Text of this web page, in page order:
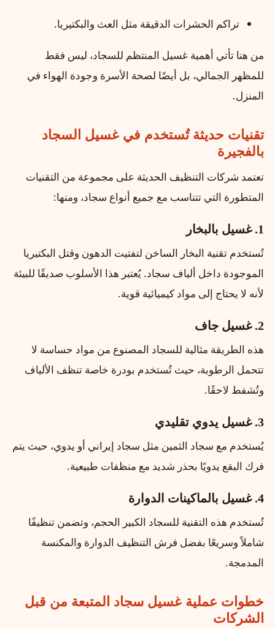
تراكم الحشرات الدقيقة مثل العث والبكتيريا.
من هنا تأتي أهمية غسيل المنتظم للسجاد، ليس فقط
للمظهر الجمالي، بل أيضًا لصحة الأسرة وجودة الهواء في
المنزل.
تقنيات حديثة تُستخدم في غسيل السجاد
بالفجيرة
تعتمد شركات التنظيف الحديثة على مجموعة من التقنيات
المتطورة التي تتناسب مع جميع أنواع سجاد، ومنها:
1. غسيل بالبخار
تُستخدم تقنية البخار الساخن لتفتيت الدهون وقتل البكتيريا
الموجودة داخل ألياف سجاد. يُعتبر هذا الأسلوب صديقًا للبيئة
لأنه لا يحتاج إلى مواد كيميائية قوية.
2. غسيل جاف
هذه الطريقة مثالية للسجاد المصنوع من مواد حساسة لا
تتحمل الرطوبة، حيث تُستخدم بودرة خاصة تنظف الألياف
وتُشفط لاحقًا.
3. غسيل يدوي تقليدي
يُستخدم مع سجاد الثمين مثل سجاد إيراني أو يدوي، حيث يتم
فرك البقع يدويًا بحذر شديد مع منظفات طبيعية.
4. غسيل بالماكينات الدوارة
تُستخدم هذه التقنية للسجاد الكبير الحجم، وتضمن تنظيفًا
شاملاً وسريعًا بفضل فرش التنظيف الدوارة والمكنسة
المدمجة.
خطوات عملية غسيل سجاد المتبعة من قبل
الشركات